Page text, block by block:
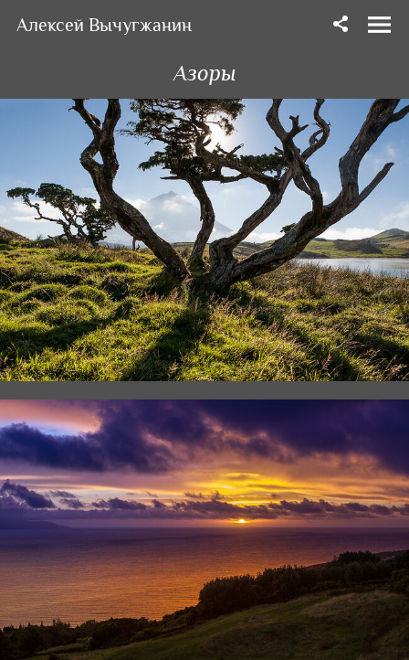
Алексей Вычугжанин
Азоры